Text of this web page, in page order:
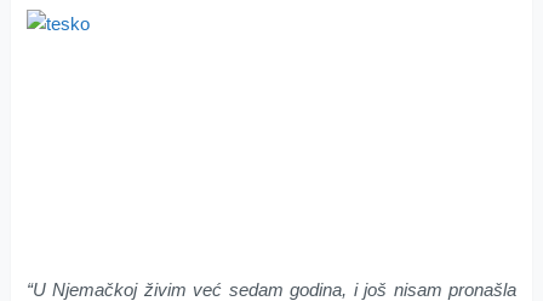
“U Njemačkoj živim već sedam godina, i još nisam pronašla